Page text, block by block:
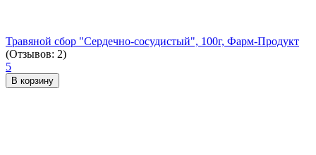
Травяной сбор "Сердечно-сосудистый", 100г, Фарм-Продукт
(Отзывов: 2)
5
В корзину